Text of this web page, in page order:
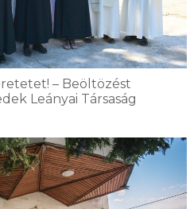
– Beöltözést
Leányai Társaság